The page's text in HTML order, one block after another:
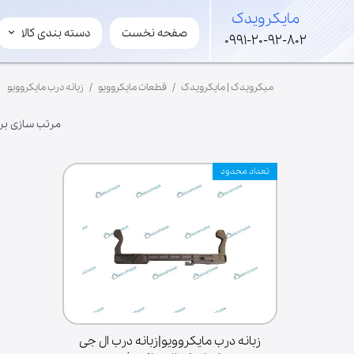
​مایکرویدک
صفحه نخست دسته بندی کالا
قطعات های ولتاژ
لوازم جانبی مایکروفر
ترانس
ریل گردان
0991-20-92-802​مایکرویدک
میکرویدک | مایکرویدک قطعات مایکروویو زبانه درب مایکروویو
مرتب سازی
زبانه درب مایکروویو|زبانه درب ال جی
تعداد محدود